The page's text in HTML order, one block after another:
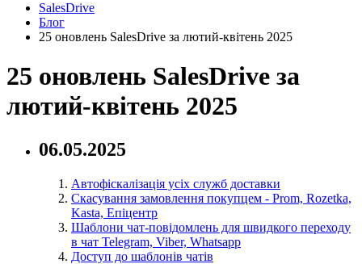
SalesDrive
Блог
25 оновлень SalesDrive за лютий-квітень 2025
25 оновлень SalesDrive за
лютий-квітень 2025
06.05.2025
Автофіскалізація усіх служб доставки
Скасування замовлення покупцем - Prom, Rozetka,
Kasta, Епіцентр
Шаблони чат-повідомлень для швидкого переходу
в чат Telegram, Viber, Whatsapp
Доступ до шаблонів чатів